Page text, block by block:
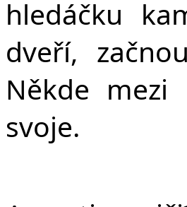
hledáčku
dveří,
Někde
svoje.